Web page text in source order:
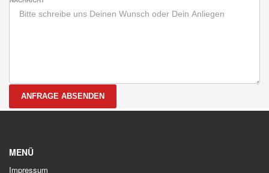
ANFRAGE ABSENDEN
MENÜ
Impressum